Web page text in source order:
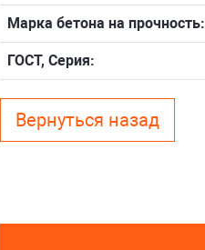
Марка бетона на прочность:
ГОСТ, Серия:
Вернуться назад